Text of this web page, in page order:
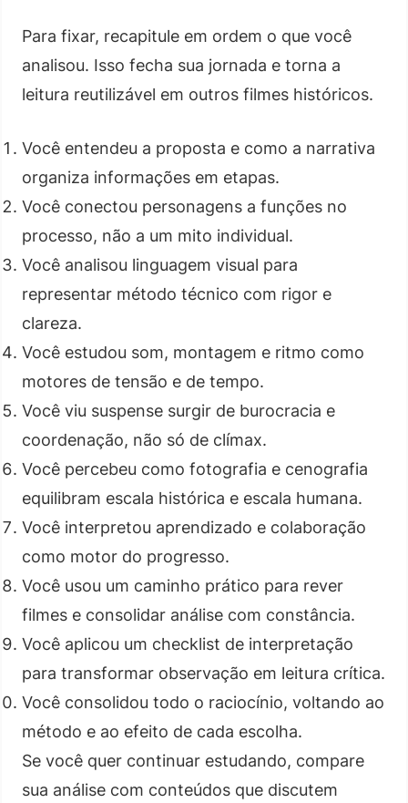
Para fixar, recapitule em ordem o que você
analisou. Isso fecha sua jornada e torna a
leitura reutilizável em outros filmes históricos.
Você entendeu a proposta e como a narrativa
organiza informações em etapas.
Você conectou personagens a funções no
processo, não a um mito individual.
Você analisou linguagem visual para
representar método técnico com rigor e
clareza.
Você estudou som, montagem e ritmo como
motores de tensão e de tempo.
Você viu suspense surgir de burocracia e
coordenação, não só de clímax.
Você percebeu como fotografia e cenografia
equilibram escala histórica e escala humana.
Você interpretou aprendizado e colaboração
como motor do progresso.
Você usou um caminho prático para rever
filmes e consolidar análise com constância.
Você aplicou um checklist de interpretação
para transformar observação em leitura crítica.
Você consolidou todo o raciocínio, voltando ao
método e ao efeito de cada escolha.
Se você quer continuar estudando, compare
sua análise com conteúdos que discutem